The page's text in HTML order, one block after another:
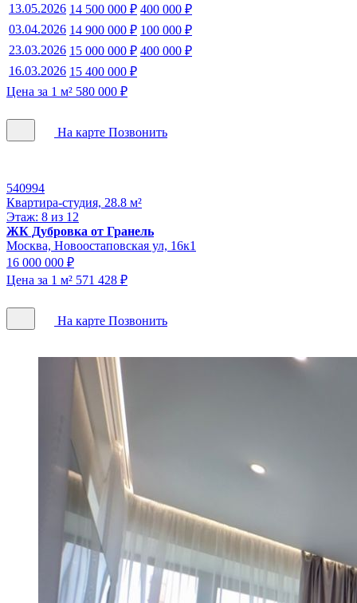
13.05.2026 14 500 000 ₽ 400 000 ₽
03.04.2026 14 900 000 ₽ 100 000 ₽
23.03.2026 15 000 000 ₽ 400 000 ₽
16.03.2026 15 400 000 ₽
Цена за 1 м² 580 000 ₽
На карте Позвонить
540994
Квартира-студия, 28.8 м²
Этаж: 8 из 12
ЖК Дубровка от Гранель
Москва, Новоостаповская ул, 16к1
16 000 000 ₽
Цена за 1 м² 571 428 ₽
На карте Позвонить